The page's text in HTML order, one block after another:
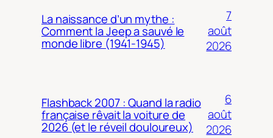
La naissance d’un mythe :
Comment la Jeep a sauvé le
monde libre (1941-1945)
7
août
2026
Flashback 2007 : Quand la radio
française rêvait la voiture de
2026 (et le réveil douloureux)
6
août
2026